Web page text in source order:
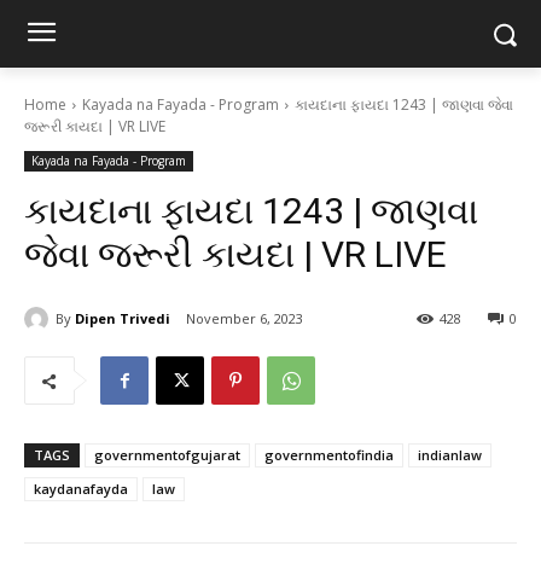
Home Kayada na Fayada - Program
કાયદાના ફાયદા 1243 | જાણવા જેવા
જરૂરી કાયદા | VR LIVE
Kayada na Fayada - Program
કાયદાના ફાયદા 1243 | જાણવા
જેવા જરૂરી કાયદા | VR LIVE
By Dipen Trivedi November 6, 2023 0
428
TAGS governmentofgujarat governmentofindia
indianlaw
kaydanafayda
law